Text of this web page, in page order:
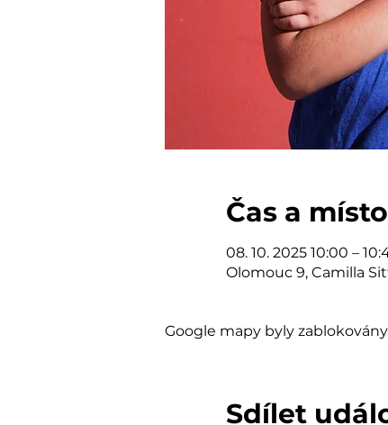
Čas a místo
08. 10. 2025 10:00 –
Olomouc 9, Camilla
Google mapy byly
Sdílet